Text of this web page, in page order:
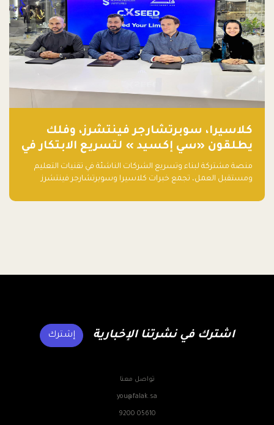
كلاسيرا، سوبرتشارجر فينتشرز، وفلك
يطلقون «سي إكسيد » لتسريع الابتكار في
تقنيات التعليم ومستقبل العمل
منصة مشتركة لبناء وتسريع الشركات الناشئة في تقنيات التعليم
ومستقبل العمل، تجمع خبرات كلاسيرا وسوبرتشارجر فينتشرز
العالمية.
اشترك في نشرتنا الإخبارية إشترك
تواصل معنا
you@falak.sa
9200 05610